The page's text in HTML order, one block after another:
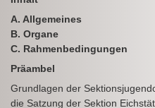
A. Allgemeines
B. Organe
C. Rahmenbedingungen
Präambel
Grundlagen der
die Satzung der Sektion